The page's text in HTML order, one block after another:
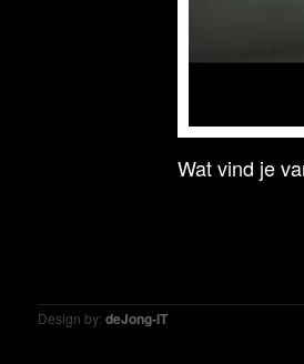
Wat vind je
Design by: deJong-IT